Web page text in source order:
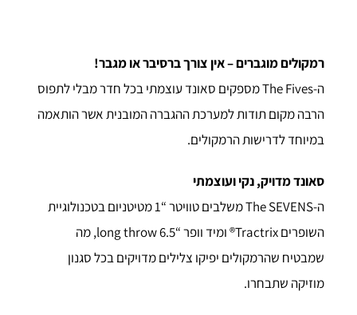
רמקולים מוגברים – אין צורך ברסיבר או מגבר!
ה-The Fives מספקים סאונד עוצמתי בכל חדר מבלי לתפוס
הרבה מקום תודות למערכת ההגברה המובנית אשר הותאמה
במיוחד לדרישות הרמקולים.
סאונד מדויק, נקי ועוצמתי
ה-The SEVENS משלבים טוויטר “1 מטיטניום בטכנולוגיית
השופרים Tractrix® ומיד וופר “6.5 long throw, מה
שמבטיח שהרמקולים יפיקו צלילים מדויקים בכל סגנון
מוזיקה שתבחרו.